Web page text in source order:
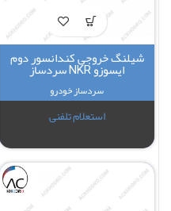
شیلنگ خروجی کندانسور دوم
ایسوزو NKR سردساز
سردساز خودرو
استعلام تلفنی